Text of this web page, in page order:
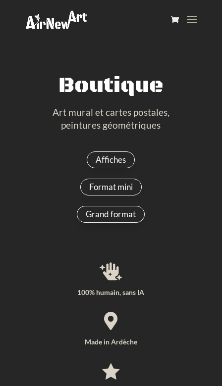
Boutique
Art mural et cartes postales,
peintures géométriques
Affiches
Format mini
Grand format

100% humain, sans IA

Made in Ardèche
